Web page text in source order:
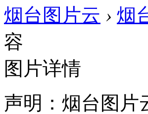
烟台图片云 › 烟
容
图片详情
声明：烟台图片